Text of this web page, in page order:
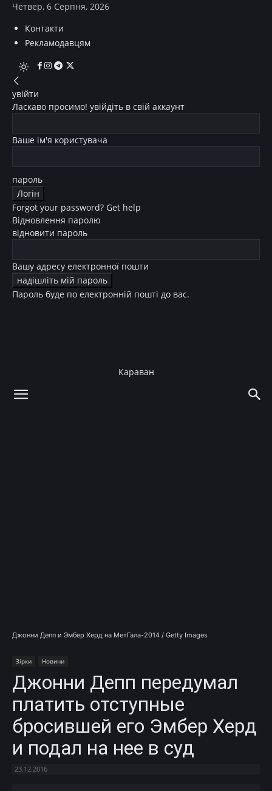
Четвер, 6 Серпня, 2026
Контакти
Рекламодавцям
увійти
Ласкаво просимо! увійдіть в свій аккаунт
Ваше ім'я користувача
пароль
Forgot your password? Get help
Відновлення паролю
відновити пароль
Вашу адресу електронної пошти
Пароль буде по електронній пошті до вас.
Караван
Джонни Депп и Эмбер Херд на МетГала-2014 / Getty Images
Зірки Новини
Джонни Депп передумал
платить отступные
бросившей его Эмбер Херд
и подал на нее в суд
23.12.2016